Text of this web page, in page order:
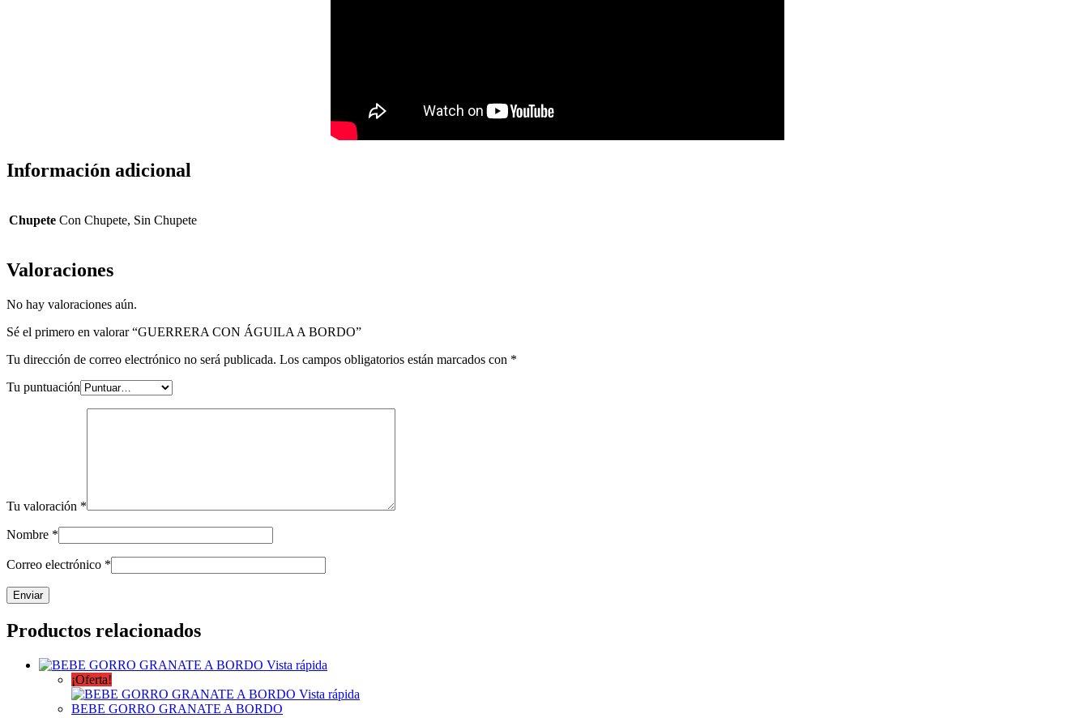
Información adicional
Chupete Con Chupete, Sin Chupete
Valoraciones
No hay valoraciones aún.
Sé el primero en valorar “GUERRERA CON ÁGUILA A BORDO”
Tu dirección de correo electrónico no será publicada. Los campos obligatorios están marcados con *
Tu puntuación
Tu valoración *
Nombre *
Correo electrónico *
Productos relacionados
Vista rápida
¡Oferta!
Vista rápida
BEBE GORRO GRANATE A BORDO